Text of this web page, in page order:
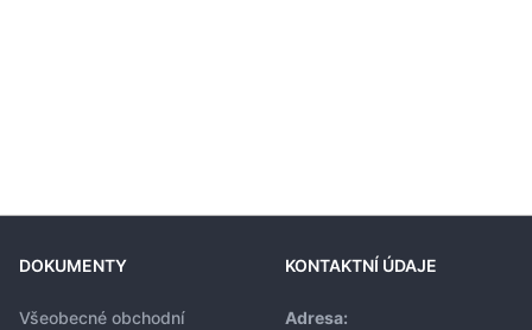
DOKUMENTY
Všeobecné obchodní
KONTAKTNÍ ÚDAJE
Adresa: